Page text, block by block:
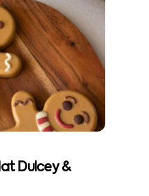
Dulcey &